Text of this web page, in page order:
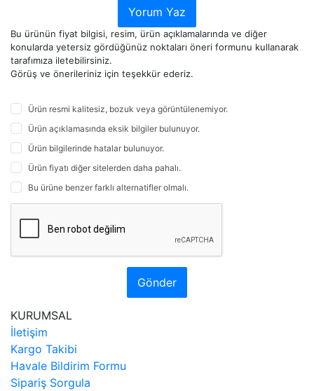
Yorum Yaz
Bu ürünün fiyat bilgisi, resim, ürün açıklamalarında ve diğer
konularda yetersiz gördüğünüz noktaları öneri formunu kullanarak
tarafımıza iletebilirsiniz.
Görüş ve önerileriniz için teşekkür ederiz.
Ürün resmi kalitesiz, bozuk veya görüntülenemiyor.
Ürün açıklamasında eksik bilgiler bulunuyor.
Ürün bilgilerinde hatalar bulunuyor.
Ürün fiyatı diğer sitelerden daha pahalı.
Bu ürüne benzer farklı alternatifler olmalı.
Gönder
KURUMSAL
İletişim
Kargo Takibi
Havale Bildirim Formu
Sipariş Sorgula